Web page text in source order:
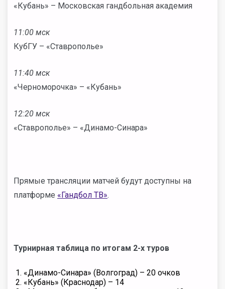
«Кубань» – Московская гандбольная академия
11:00 мск
КубГУ – «Ставрополье»
11:40 мск
«Черноморочка» – «Кубань»
12:20 мск
«Ставрополье» – «Динамо-Синара»
Прямые трансляции матчей будут доступны на
платформе «Гандбол ТВ».
Турнирная таблица по итогам 2-х туров
«Динамо-Синара» (Волгоград) – 20 очков
«Кубань» (Краснодар) – 14